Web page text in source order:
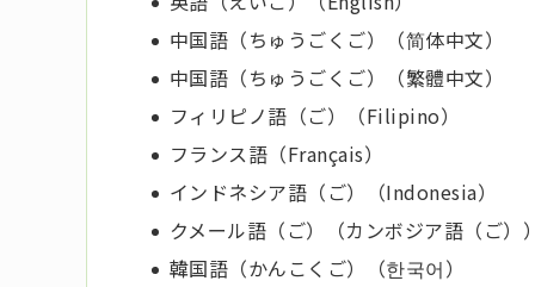
中国語（ちゅうごくご）（简体中文）
中国語（ちゅうごくご）（繁體中文）
フィリピノ語（ご）（Filipino）
フランス語（Français）
インドネシア語（ご）（Indonesia）
クメール語（ご）（カンボジア語（ご））
韓国語（かんこくご）（한국어）